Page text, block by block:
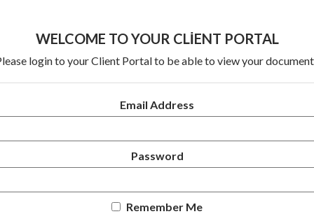
WELCOME TO YOUR CLIENT PORTAL
login to your Client Portal to be able to view your
Email Address
Password
Remember Me